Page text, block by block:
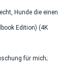
Hunde die einen
Edition) (4K
für mich;